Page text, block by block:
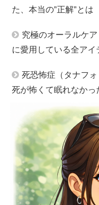
た、本当の”正解”とは
究極のオーラルケ
に愛用している全ア
死恐怖症（タナフ
死が怖くて眠れなかっ